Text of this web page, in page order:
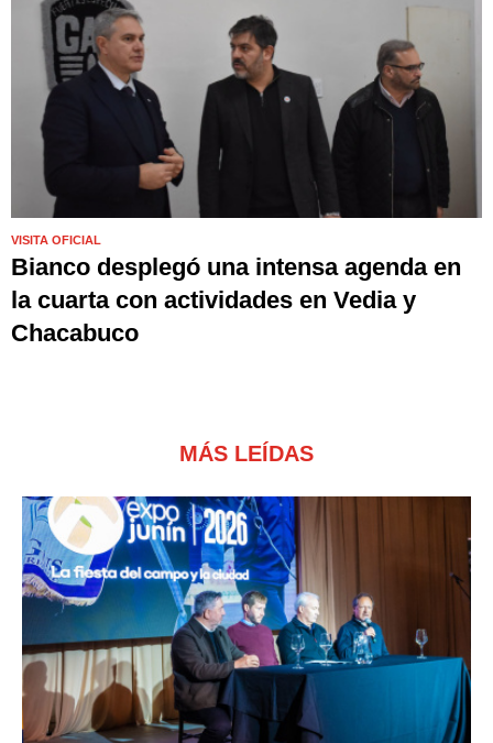
VISITA OFICIAL
Bianco desplegó una intensa agenda en
la cuarta con actividades en Vedia y
Chacabuco
MÁS LEÍDAS